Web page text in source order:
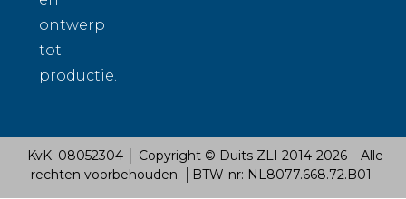
ontwerp
tot
productie.
KvK: 08052304 │ Copyright © Duits ZLI 2014-2026 – Alle
rechten voorbehouden. │BTW-nr: NL8077.668.72.B01